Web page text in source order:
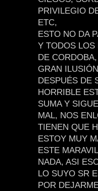
PRIVILEGIO
ETC,
ESTO NO DA
Y TODOS
DE
GRAN
DESPUÉS DE
HORRIBLE
SUMA Y
MAL, NOS
TIENEN QUE
ESTOY MUY
ESTE
NADA, ASI
LO SUYO SR
POR